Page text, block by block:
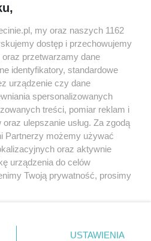
Specjalny koncert z okazji
20. urodzin portalu
wSzczecinie.pl
Regulamin konkursów
śniadaniówka "Hej
Szczecin! Jest piątek!"
my oraz naszych 1162
dostęp i przechowujemy
przetwarzamy dane
identyfikatory, standardowe
urządzenie czy dane
spersonalizowanych
treści, pomiar reklam i
ulepszanie usług. Za zgodą
Partnerzy możemy używać
oraz aktywnie
urządzenia do celów
Twoją prywatność, prosimy
w lewym dolnym rogu strony
USTAWIENIA